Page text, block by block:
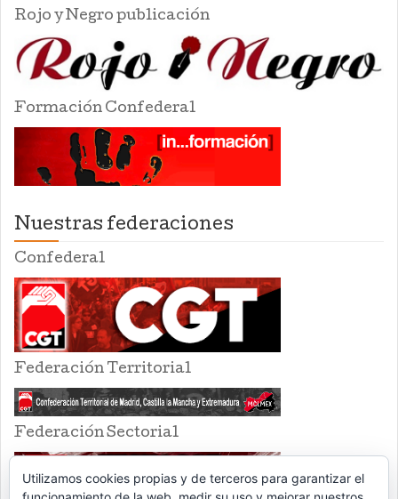
Rojo y Negro publicación
Formación Confederal
Nuestras federaciones
Confederal
Federación Territorial
Federación Sectorial
Utilizamos cookies propias y de terceros para garantizar el